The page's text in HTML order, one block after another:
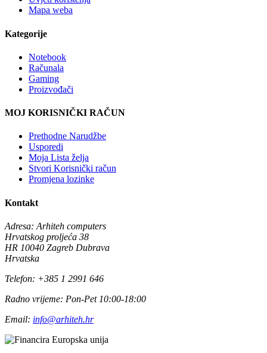
Mapa weba
Kategorije
Notebook
Računala
Gaming
Proizvođači
MOJ KORISNIČKI RAČUN
Prethodne Narudžbe
Usporedi
Moja Lista želja
Stvori Korisnički račun
Promjena lozinke
Kontakt
Adresa: Arhiteh computers
Hrvatskog proljeća 38
HR 10040 Zagreb Dubrava
Hrvatska
Telefon: +385 1 2991 646
Radno vrijeme: Pon-Pet 10:00-18:00
Email: info@arhiteh.hr